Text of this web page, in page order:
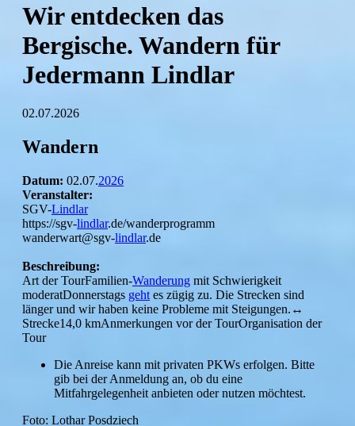
Wir entdecken das
Bergische. Wandern für
Jedermann Lindlar
02.07.2026
Wandern
Datum: 02.07.2026
Veranstalter:
SGV-Lindlar
https://sgv-lindlar.de/wanderprogramm
wanderwart@sgv-lindlar.de
Beschreibung:
Art der TourFamilien-Wanderung mit Schwierigkeit
moderatDonnerstags geht es zügig zu. Die Strecken sind
länger und wir haben keine Probleme mit Steigungen.↔︎
Strecke14,0 kmAnmerkungen vor der TourOrganisation der
Tour
Die Anreise kann mit privaten PKWs erfolgen. Bitte
gib bei der Anmeldung an, ob du eine
Mitfahrgelegenheit anbieten oder nutzen möchtest.
Foto: Lothar Posdziech